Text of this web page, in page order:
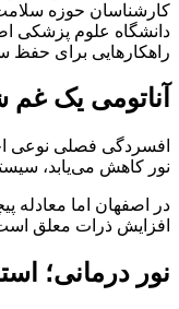
دانشگاه علوم پزشکی
راهکارهایی برای حفظ
آناتومی یک
افسردگی فصلی نوعی
نور کاهش می‌یابد،
در اصفهان اما معادله
افزایش ذرات معلق
نور درمانی؛